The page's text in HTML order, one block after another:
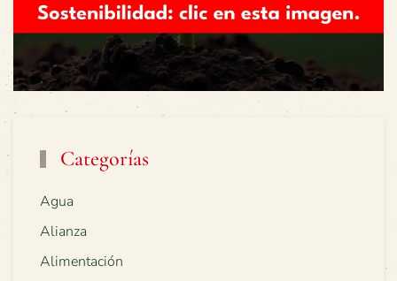
Categorías
Agua
Alianza
Alimentación